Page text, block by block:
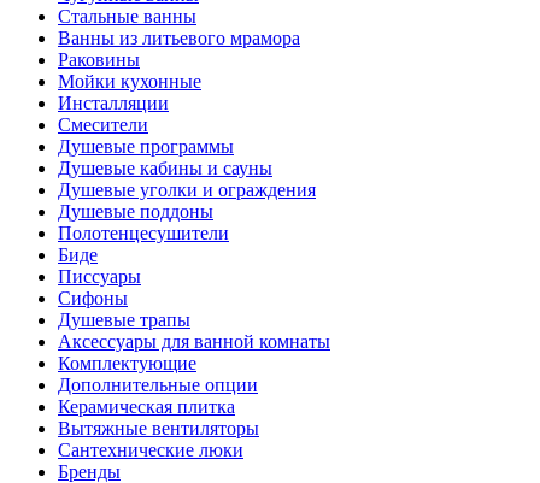
Стальные ванны
Ванны из литьевого мрамора
Раковины
Мойки кухонные
Инсталляции
Смесители
Душевые программы
Душевые кабины и сауны
Душевые уголки и ограждения
Душевые поддоны
Полотенцесушители
Биде
Писсуары
Сифоны
Душевые трапы
Аксессуары для ванной комнаты
Комплектующие
Дополнительные опции
Керамическая плитка
Вытяжные вентиляторы
Сантехнические люки
Бренды